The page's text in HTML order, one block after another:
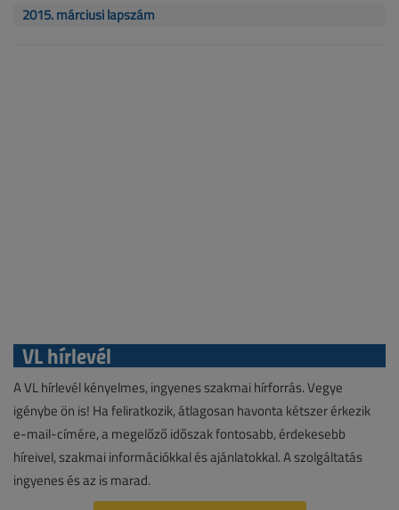
2015. márciusi lapszám
VL hírlevél
A VL hírlevél kényelmes, ingyenes szakmai hírforrás. Vegye
igénybe ön is! Ha feliratkozik, átlagosan havonta kétszer érkezik
e-mail-címére, a megelőző időszak fontosabb, érdekesebb
híreivel, szakmai információkkal és ajánlatokkal. A szolgáltatás
ingyenes és az is marad.